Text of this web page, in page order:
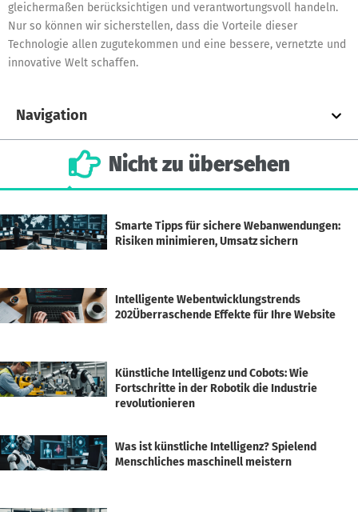
gleichermaßen berücksichtigen und verantwortungsvoll handeln.
Nur so können wir sicherstellen, dass die Vorteile dieser
Technologie allen zugutekommen und eine bessere, vernetzte und
innovative Welt schaffen.
Navigation
Nicht zu übersehen
Smarte Tipps für sichere Webanwendungen:
Risiken minimieren, Umsatz sichern
Intelligente Webentwicklungstrends
202Überraschende Effekte für Ihre Website
Künstliche Intelligenz und Cobots: Wie
Fortschritte in der Robotik die Industrie
revolutionieren
Was ist künstliche Intelligenz? Spielend
Menschliches maschinell meistern